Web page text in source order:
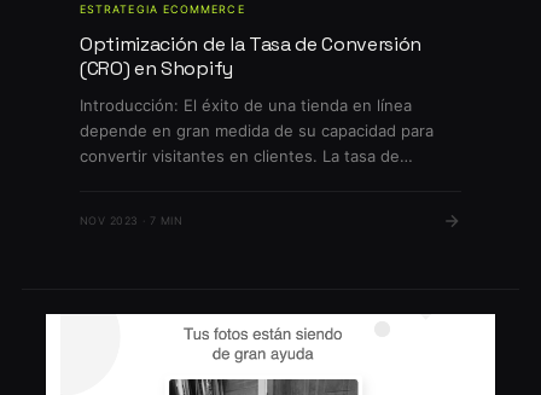
ESTRATEGIA ECOMMERCE
Optimización de la Tasa de Conversión
(CRO) en Shopify
Introducción: El éxito de una tienda en línea
depende en gran medida de su capacidad para
convertir visitantes en clientes. La tasa de
visitantes que realizan una acción deseada, como
NOV 2023 · 7 MIN